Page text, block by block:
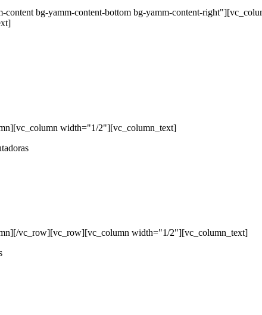
content bg-yamm-content-bottom bg-yamm-content-
width="1/2"][vc_column_text]
vc_row][vc_row][vc_column width="1/2"][vc_column_text]